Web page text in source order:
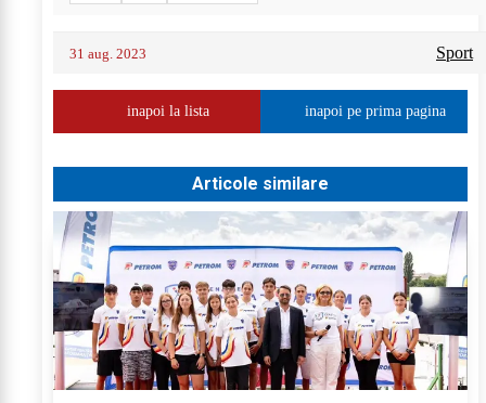
31 aug. 2023 Sport
inapoi la lista inapoi pe prima pagina
Articole similare